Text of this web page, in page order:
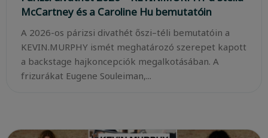
McCartney és a Caroline Hu bemutatóin
A 2026-os párizsi divathét őszi–téli bemutatóin a
KEVIN.MURPHY ismét meghatározó szerepet kapott
a backstage hajkoncepciók megalkotásában. A
frizurákat Eugene Souleiman,...